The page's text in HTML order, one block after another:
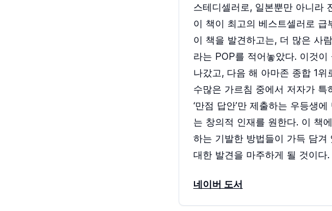
스테디셀러로, 일본뿐만 아니라
이 책이 최고의 베스트셀러로
이 책을 발견하고는, 더 많은 사
라는 POP를 적어놓았다. 이것
나갔고, 다음 해 아마존 종합 1위
수많은 가르침 중에서 저자가 특
‘만점 답안’만 제출하는 우등생
는 창의적 인재를 원한다. 이 책
하는 기발한 방법들이 가득 담겨
대한 발견을 마주하게 될 것이다.
네이버 도서